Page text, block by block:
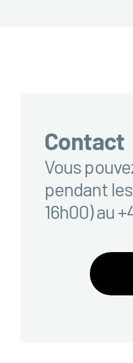
Contact
Vous
pendant
16h00) au